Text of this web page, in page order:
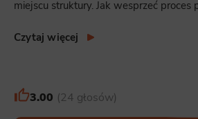
miejscu struktury. Jak wesprzeć proces
Czytaj więcej
3.00 24 głosów